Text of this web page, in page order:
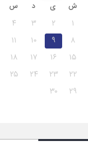
ش
ی د س
۱ ۲ ۳ ۴
۸
۹ ۱۰ ۱۱
۱۵
۱۶ ۱۷ ۱۸
۲۲
۲۳ ۲۴ ۲۵
۲۹
۳۰